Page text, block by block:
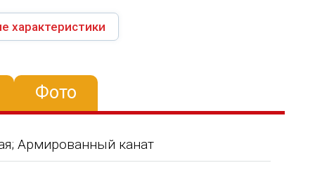
характеристики
Фото
Армированный канат